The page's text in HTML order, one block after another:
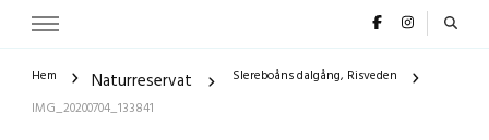
Hem Naturreservat
Slereboåns dalgång, Risveden
IMG_20200704_133841